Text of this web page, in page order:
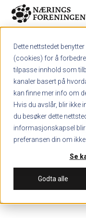
Dette nettstedet
(cookies) for å
tilpasse innhold som
kanaler basert på
kan finne mer info om
Hvis du avslår, blir ikke
du besøker dette
informasjonskapsel blir
preferansen din om
Se
Godta alle
Skip to main content
Gründer og
Garpestad, gleder seg